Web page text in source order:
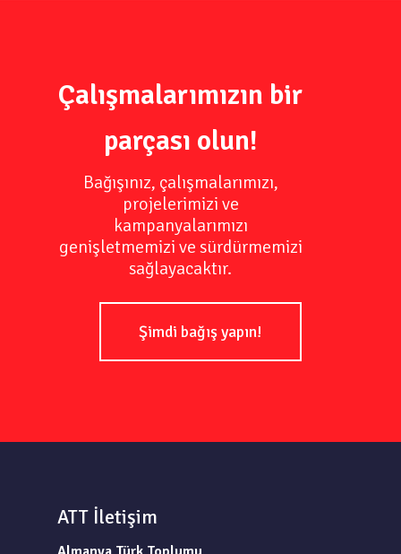
Çalışmalarımızın bir
parçası olun!
Bağışınız, çalışmalarımızı,
projelerimizi ve
kampanyalarımızı
genişletmemizi ve sürdürmemizi
sağlayacaktır.
Şimdi bağış yapın!
ATT İletişim